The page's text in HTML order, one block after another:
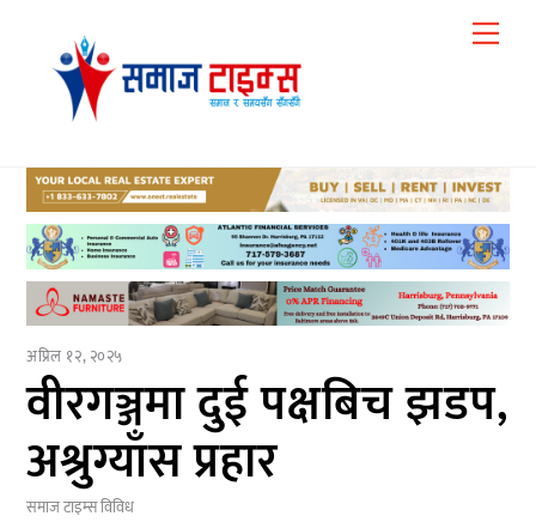
content
अप्रिल १२, २०२५
वीरगञ्जमा दुई पक्षबिच झडप,
अश्रुग्याँस प्रहार
समाज टाइम्सविविध